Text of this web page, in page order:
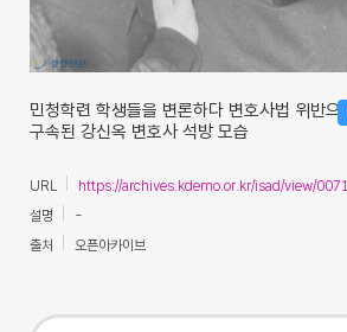
민청학련 학생들을 변론하다 변호사법 위반으
구속된 강신옥 변호사 석방 모습
URL
https://archives.kdemo.or.kr/isad/view/
설명
-
출처
오픈아카이브